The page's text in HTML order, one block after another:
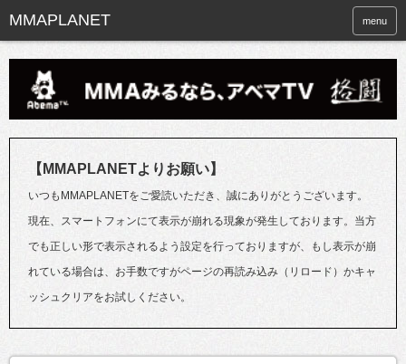
menu
【MMAPLANETよりお願い】
いつもMMAPLANETをご愛読いただき、誠にありがとうございます。
現在、スマートフォンにて表示が崩れる現象が発生しております。当方
でも正しい形で表示されるよう設定を行っておりますが、もし表示が崩
れている場合は、お手数ですがページの再読み込み（リロード）かキャ
ッシュクリアをお試しください。